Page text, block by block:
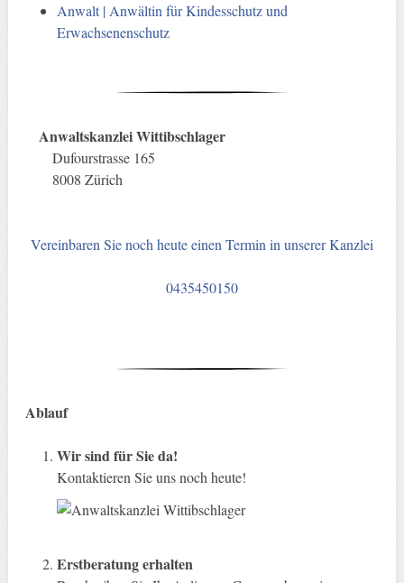
Anwalt | Anwältin für Kindesschutz und
Erwachsenenschutz
Anwaltskanzlei Wittibschlager
Dufourstrasse 165
8008 Zürich
Vereinbaren Sie noch heute einen Termin in unserer Kanzlei
0435450150
Ablauf
Wir sind für Sie da!
Kontaktieren Sie uns noch heute!
Erstberatung erhalten